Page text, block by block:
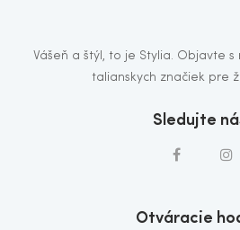
Vášeň a štýl, to je Stylia. Objavte
talianskych značiek pre
Sledujte
Otváracie